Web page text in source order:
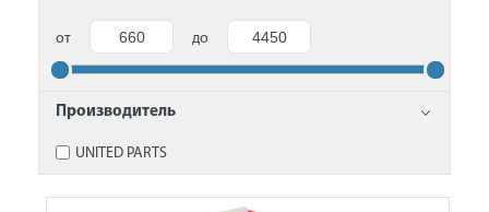
от до
Производитель
UNITED PARTS